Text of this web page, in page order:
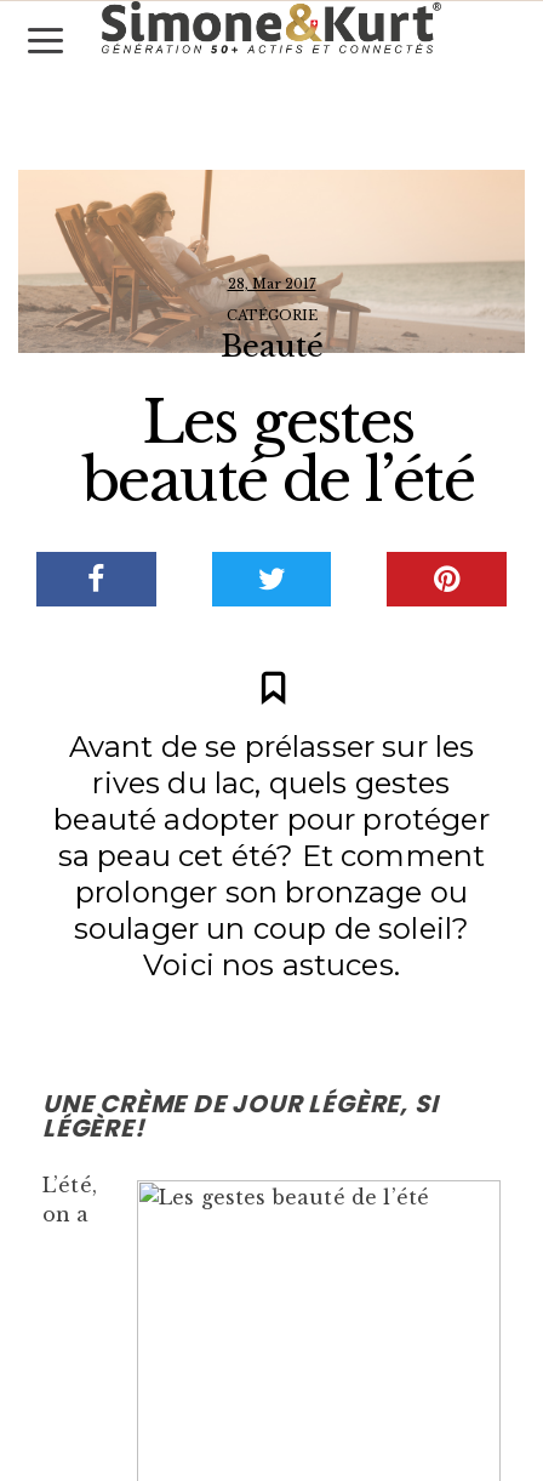
28, Mar 2017
CATÉGORIE
Beauté
Les gestes
beauté de l’été
Avant de se prélasser sur les
rives du lac, quels gestes
beauté adopter pour protéger
sa peau cet été? Et comment
prolonger son bronzage ou
soulager un coup de soleil?
Voici nos astuces.
UNE CRÈME DE JOUR LÉGÈRE, SI
LÉGÈRE!
L’été,
on a